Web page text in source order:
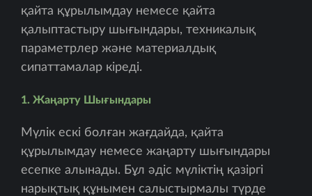
қайта құрылымдау немесе қайта
қалыптастыру шығындары, техникалық
параметрлер және материалдық
сипаттамалар кіреді.
1. Жаңарту Шығындары
Мүлік ескі болған жағдайда, қайта
құрылымдау немесе жаңарту шығындары
есепке алынады. Бұл әдіс мүліктің қазіргі
нарықтық құнымен салыстырмалы түрде